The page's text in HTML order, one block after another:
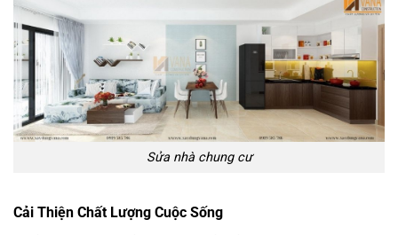
Sửa nhà chung cư
Cải Thiện Chất Lượng Cuộc Sống